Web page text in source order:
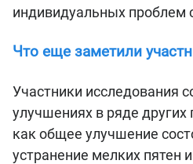
индивидуальных проблем
Что еще заметили
Участники исследования
улучшениях в ряде других
как общее улучшение
устранение мелких